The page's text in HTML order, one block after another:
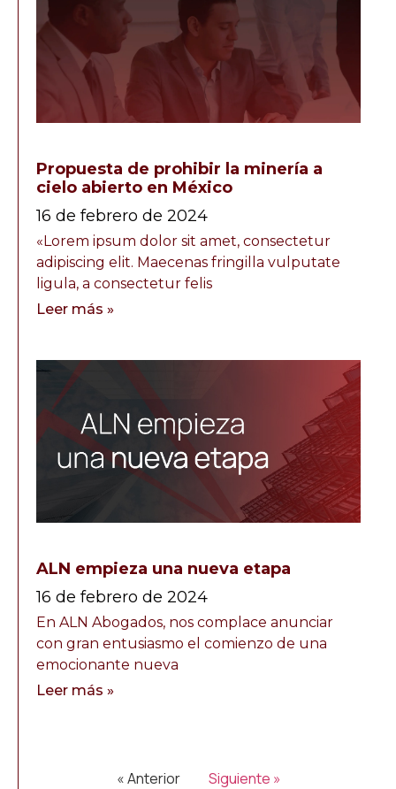
Propuesta de prohibir la minería a
cielo abierto en México
16 de febrero de 2024
«Lorem ipsum dolor sit amet, consectetur
adipiscing elit. Maecenas fringilla vulputate
ligula, a consectetur felis
Leer más »
ALN empieza una nueva etapa
16 de febrero de 2024
En ALN Abogados, nos complace anunciar
con gran entusiasmo el comienzo de una
emocionante nueva
Leer más »
« Anterior Siguiente »